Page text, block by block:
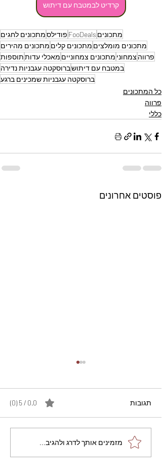
קרדיט לבמטבח עם דיתוש
מתכונים FooDeals פודילסמתכונים לחגים
מתכונים מומלצים מתכונים קלים מתכונים מהירים
פרווה צמחוני מתכונים צמחוניים מאכלי עדותתוספות
במטבח עם דיתושברוסקטה עגבניות נדירה
ברוסקטה עגבניות שמכינים ברגע
כל המתכונים
פרווה
כללי
פוסטים אחרונים
מתכון מנצח עוגת מייפל
שוקולד בחושה וקלה - זיוה
תגובות 0.0 / 5 ‏(0)
מזמינים אותך לדרג ולהגיב...